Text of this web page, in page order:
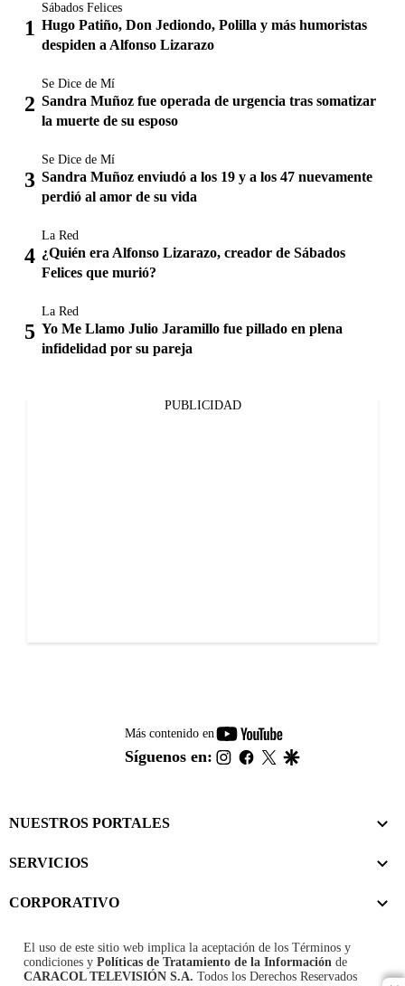
Sábados Felices
Hugo Patiño, Don Jediondo, Polilla y más humoristas
despiden a Alfonso Lizarazo
Se Dice de Mí
Sandra Muñoz fue operada de urgencia tras somatizar
la muerte de su esposo
Se Dice de Mí
Sandra Muñoz enviudó a los 19 y a los 47 nuevamente
perdió al amor de su vida
La Red
¿Quién era Alfonso Lizarazo, creador de Sábados
Felices que murió?
La Red
Yo Me Llamo Julio Jaramillo fue pillado en plena
infidelidad por su pareja
PUBLICIDAD
Más contenido en
youtube-
footer
Síguenos en: instagram
facebook
twitter
NUESTROS PORTALES
SERVICIOS
CORPORATIVO
El uso de este sitio web implica la aceptación de los Términos y
condiciones y Políticas de Tratamiento de la Información de
CARACOL TELEVISIÓN S.A. Todos los Derechos Reservados